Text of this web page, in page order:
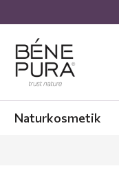
Naturkosmetik